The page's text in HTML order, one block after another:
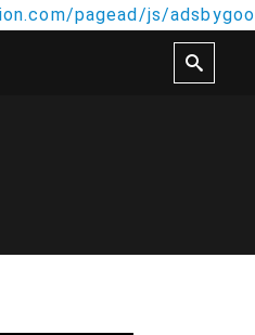
pagead/js/